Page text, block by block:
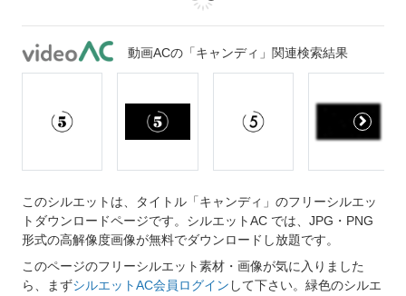
動画ACの「キャンディ」関連検索結果
このシルエットは、タイトル「キャンディ」のフリーシルエッ
トダウンロードページです。シルエットAC では、JPG・PNG
形式の高解像度画像が無料でダウンロードし放題です。
このページのフリーシルエット素材・画像が気に入りました
ら、まずシルエットAC会員ログイン して下さい。緑色のシルエ